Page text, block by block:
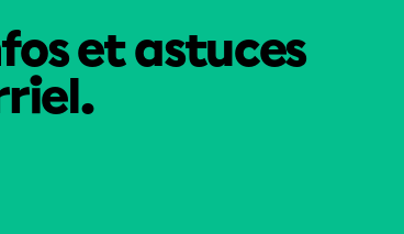
et astuces